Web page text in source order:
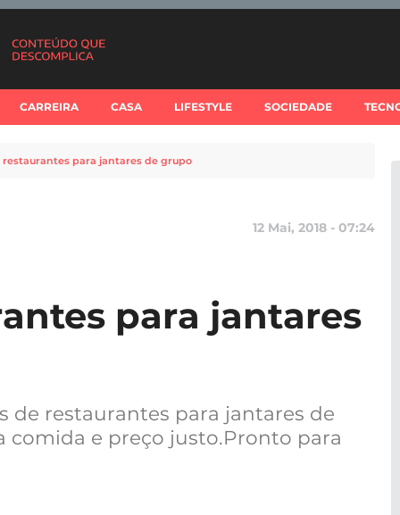
CARREIRA CASA LIFESTYLE SOCIEDADE
restaurantes para jantares de grupo
12 Mai, 2018 - 07:24
para jantares
de restaurantes para jantares de
e preço justo.Pronto para